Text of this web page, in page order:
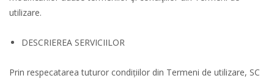
utilizare.
DESCRIEREA SERVICIILOR
Prin respecatarea tuturor condițiilor din Termeni de utilizare, SC